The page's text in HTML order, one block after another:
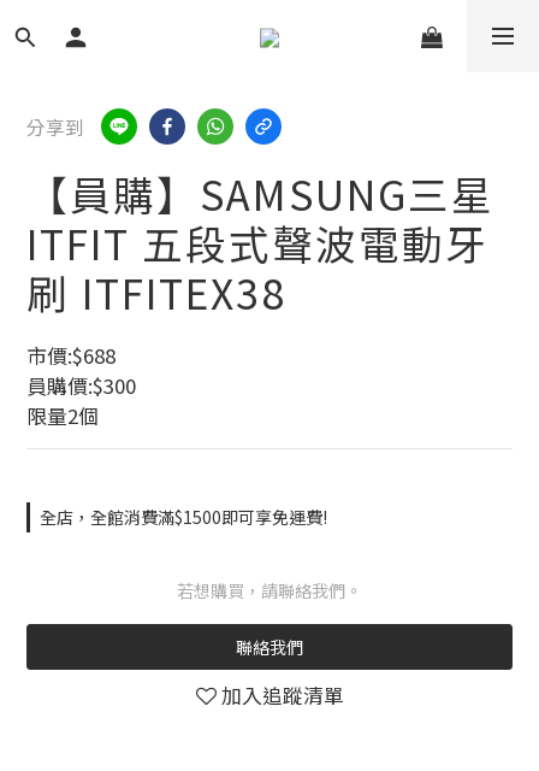
分享到
【員購】SAMSUNG三星
ITFIT 五段式聲波電動牙
刷 ITFITEX38
市價:$688
員購價:$300
限量2個
全店，全館消費滿$1500即可享免運費!
若想購買，請聯絡我們。
聯絡我們
加入追蹤清單